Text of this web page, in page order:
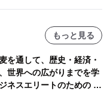
もっと見る
を通して、歴史・経済・
世界への広がりまでを学
ネスエリートのための 教
麦』2026年8月25日